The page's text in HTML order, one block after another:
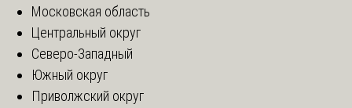
Московская область
Центральный округ
Северо-Западный
Южный округ
Приволжский округ